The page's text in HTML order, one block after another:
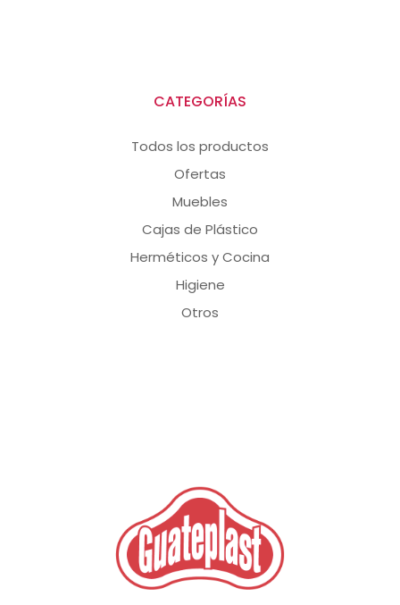
CATEGORÍAS
Todos los productos
Ofertas
Muebles
Cajas de Plástico
Herméticos y Cocina
Higiene
Otros